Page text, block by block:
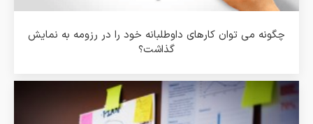
چگونه می توان کارهای داوطلبانه خود را در رزومه به نمایش
گذاشت؟